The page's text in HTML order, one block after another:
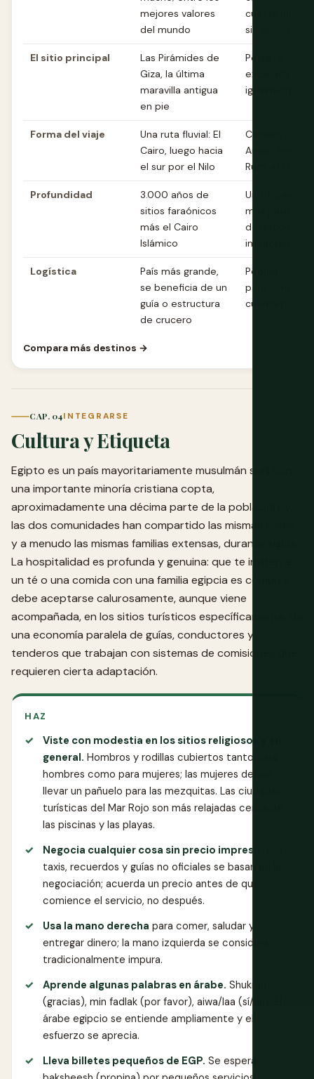
mejores valores
del mundo
cuesta unos
sin el Jordan
El sitio principal
Las Pirámides de
Giza, la última
maravilla antigua
en pie
Petra, la
excavada en
igualmente
Forma del viaje
Una ruta fluvial: El
Cairo, luego hacia
el sur por el Nilo
Circuito
Amán, Petra,
Rum, el Mar
Profundidad
3.000 años de
sitios faraónicos
más el Cairo
Islámico
Un sitio
más paisajes
desérticos
impactantes
Logística
País más grande,
se beneficia de un
guía o estructura
de crucero
Pequeño y
para conducir
cuenta propia
Compara más destinos →
CAP. 04INTEGRARSE
Cultura y Etiqueta
Egipto es un país mayoritariamente musulmán suní con
una importante minoría cristiana copta,
aproximadamente una décima parte de la población, y
las dos comunidades han compartido las mismas calles,
y a menudo las mismas familias extensas, durante siglos.
La hospitalidad es profunda y genuina: que te inviten a
un té o una comida con una familia egipcia es común y
debe aceptarse calurosamente, aunque viene
acompañada, en los sitios turísticos específicamente, de
una economía paralela de guías, conductores y
tenderos que trabajan con sistemas de comisiones que
requieren cierta adaptación.
HAZ
Viste con modestia en los sitios religiosos y en
general. Hombros y rodillas cubiertos tanto para
hombres como para mujeres; las mujeres deben
llevar un pañuelo para las mezquitas. Las ciudades
turísticas del Mar Rojo son más relajadas cerca de
las piscinas y las playas.
Negocia cualquier cosa sin precio impreso.
taxis, recuerdos y guías no oficiales se basan en la
negociación; acuerda un precio antes de que
comience el servicio, no después.
Usa la mano derecha para comer, saludar y
entregar dinero; la mano izquierda se considera
tradicionalmente impura.
Aprende algunas palabras en árabe. Shukran
(gracias), min fadlak (por favor), aiwa/laa (sí/no). El
árabe egipcio se entiende ampliamente y el
esfuerzo se aprecia.
Lleva billetes pequeños de EGP. Se espera